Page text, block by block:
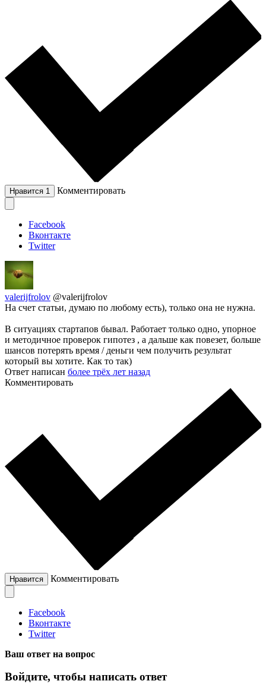
Нравится 1 Комментировать
Facebook
Вконтакте
Twitter
valerijfrolov @valerijfrolov
На счет статьи, думаю по любому есть), только она не нужна.
В ситуациях стартапов бывал. Работает только одно, упорное
и методичное проверок гипотез , а дальше как повезет, больше
шансов потерять время / деньги чем получить результат
который вы хотите. Как то так)
Ответ написан более трёх лет назад
Комментировать
Нравится Комментировать
Facebook
Вконтакте
Twitter
Ваш ответ на вопрос
Войдите, чтобы написать ответ